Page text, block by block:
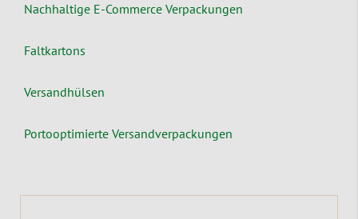
Nachhaltige E-Commerce Verpackungen
Faltkartons
Versandhülsen
Portooptimierte Versandverpackungen